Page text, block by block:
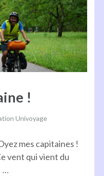
!
Univoyage
mes capitaines !
vent qui vient du
…